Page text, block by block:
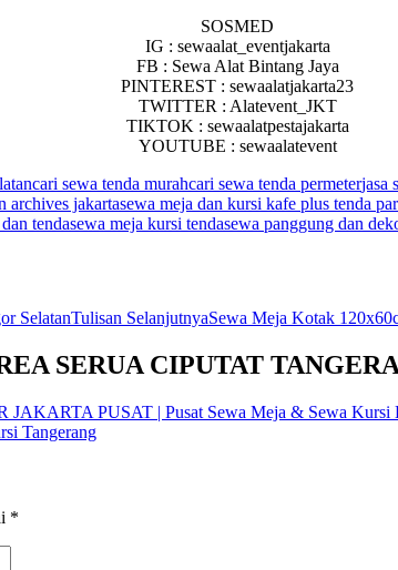
SOSMED
IG : sewaalat_eventjakarta
FB : Sewa Alat Bintang Jaya
PINTEREST : sewaalatjakarta23
TWITTER : Alatevent_JKT
TIKTOK : sewaalatpestajakarta
YOUTUBE : sewaalatevent
cari sewa tenda murahcari sewa tenda permeterjasa
archives jakartasewa meja dan kursi kafe plus tenda
tendasewa meja kursi tendasewa panggung dan
SelatanTulisan SelanjutnyaSewa Meja Kotak
SERUA CIPUTAT
PUSAT | Pusat Sewa Meja & Sewa Kursi
Tangerang
*